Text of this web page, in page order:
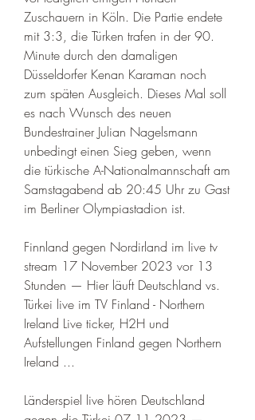
Zuschauern in Köln. Die Partie endete
mit 3:3, die Türken trafen in der 90.
Minute durch den damaligen
Düsseldorfer Kenan Karaman noch
zum späten Ausgleich. Dieses Mal soll
es nach Wunsch des neuen
Bundestrainer Julian Nagelsmann
unbedingt einen Sieg geben, wenn
die türkische A-Nationalmannschaft am
Samstagabend ab 20:45 Uhr zu Gast
im Berliner Olympiastadion ist.
Finnland gegen Nordirland im live tv
stream 17 November 2023 vor 13
Stunden — Hier läuft Deutschland vs.
Türkei live im TV Finland - Northern
Ireland Live ticker, H2H und
Aufstellungen Finland gegen Northern
Ireland ...
Länderspiel live hören Deutschland